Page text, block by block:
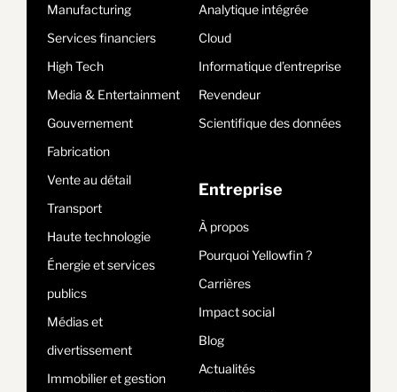
Manufacturing
Services financiers
High Tech
Media & Entertainment
Gouvernement
Fabrication
Vente au détail
Transport
Haute technologie
Énergie et services
publics
Médias et
divertissement
Immobilier et gestion
Analytique intégrée
Cloud
Informatique d’entreprise
Revendeur
Scientifique des données
Entreprise
À propos
Pourquoi Yellowfin ?
Carrières
Impact social
Blog
Actualités